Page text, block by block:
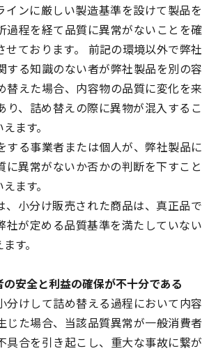
インに厳しい製造基準を設けて製品を
過程を経て品質に異常がないことを確
せております。 前記の環境以外で弊社
する知識のない者が弊社製品を別の容
替えた場合、内容物の品質に変化を来
り、詰め替えの際に異物が混入するこ
ます。
する事業者または個人が、弊社製品に
に異常がないか否かの判断を下すこと
ます。
、小分け販売された商品は、真正品で
社が定める品質基準を満たしていない
す。
安全と利益の確保が不十分である
分けして詰め替える過程において内容
じた場合、当該品質異常が一般消費者
具合を引き起こし、重大な事故に繋が